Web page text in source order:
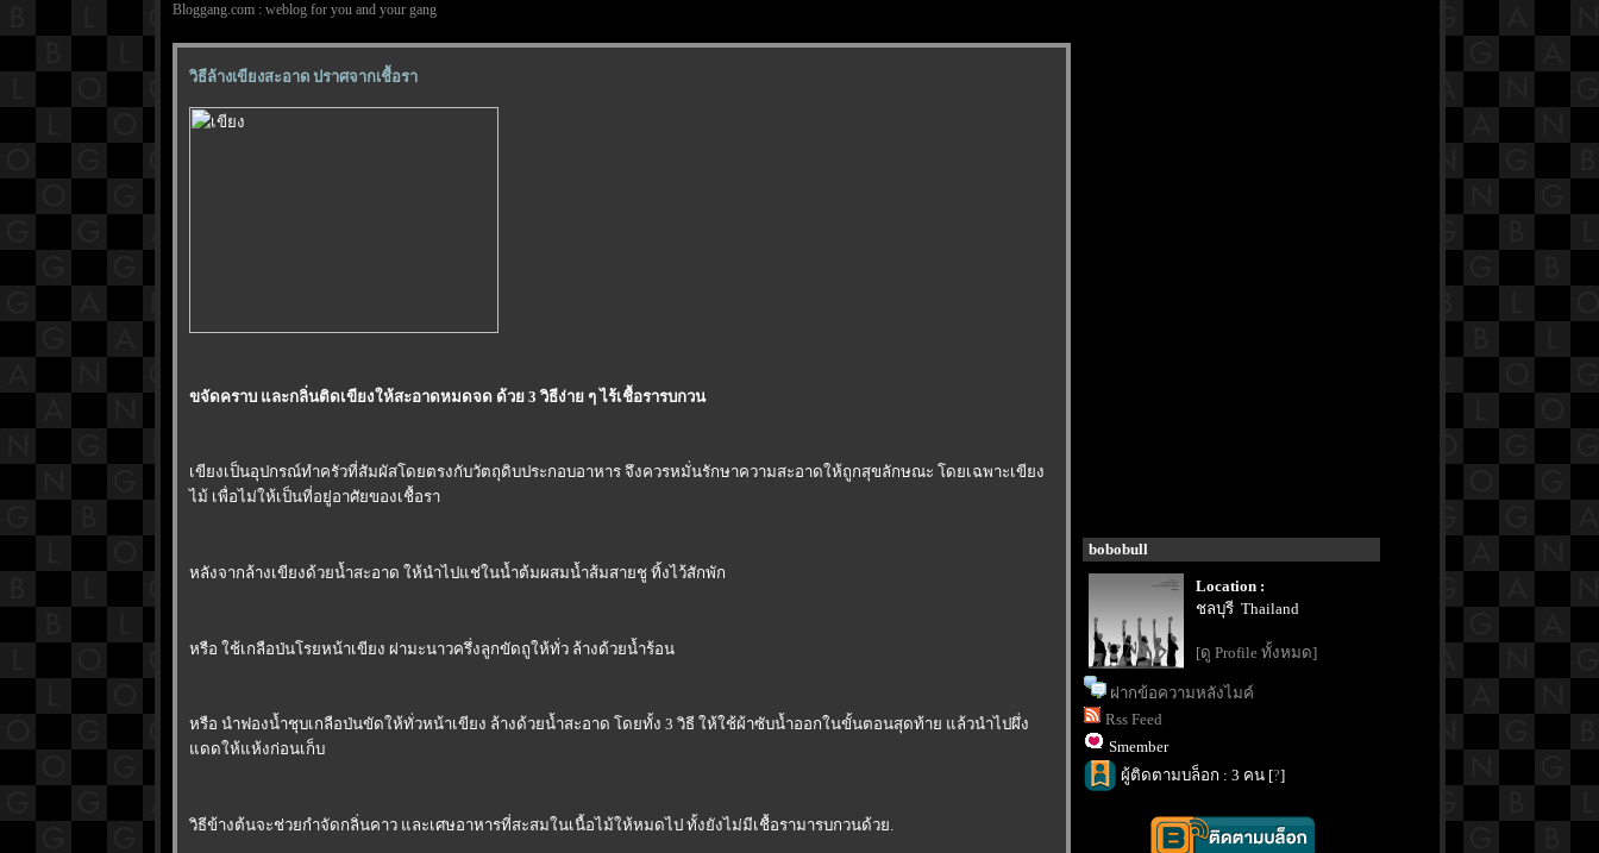
Bloggang.com : weblog for you and your gang
วิธีล้างเขียงสะอาด ปราศจากเชื้อรา
ขจัดคราบ และกลิ่นติดเขียงให้สะอาดหมดจด ด้วย 3 วิธีง่าย ๆ ไร้เชื้อรารบกวน
เขียงเป็นอุปกรณ์ทำครัวที่สัมผัสโดยตรงกับวัตถุดิบประกอบอาหาร จึงควรหมั่นรักษาความสะอาดให้ถูกสุขลักษณะ โดยเฉพาะเขียง
ไม้ เพื่อไม่ให้เป็นที่อยู่อาศัยของเชื้อรา
หลังจากล้างเขียงด้วยน้ำสะอาด ให้นำไปแช่ในน้ำต้มผสมน้ำส้มสายชู ทิ้งไว้สักพัก
หรือ ใช้เกลือป่นโรยหน้าเขียง ผ่ามะนาวครึ่งลูกขัดถูให้ทั่ว ล้างด้วยน้ำร้อน
หรือ นำฟองน้ำชุบเกลือป่นขัดให้ทั่วหน้าเขียง ล้างด้วยน้ำสะอาด โดยทั้ง 3 วิธี ให้ใช้ผ้าซับน้ำออกในขั้นตอนสุดท้าย แล้วนำไปผึ่ง
ดดให้แห้งก่อนเก็บ
วิธีข้างต้นจะช่วยกำจัดกลิ่นคาว และเศษอาหารที่สะสมในเนื้อไม้ให้หมดไป ทั้งยังไม่มีเชื้อรามารบกวนด้วย.
bobobull
Location :
ชลบุรี Thailand
[ดู Profile ทั้งหมด]
ฝากข้อความหลังไมค์
Rss Feed
Smember
ผู้ติดตามบล็อก : 3 คน [?]